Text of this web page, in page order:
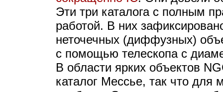
Эти три каталога с полным
работой. В них
неточечных (диффузных)
с помощью телескопа с
В области ярких объектов
каталог Мессье, так что для